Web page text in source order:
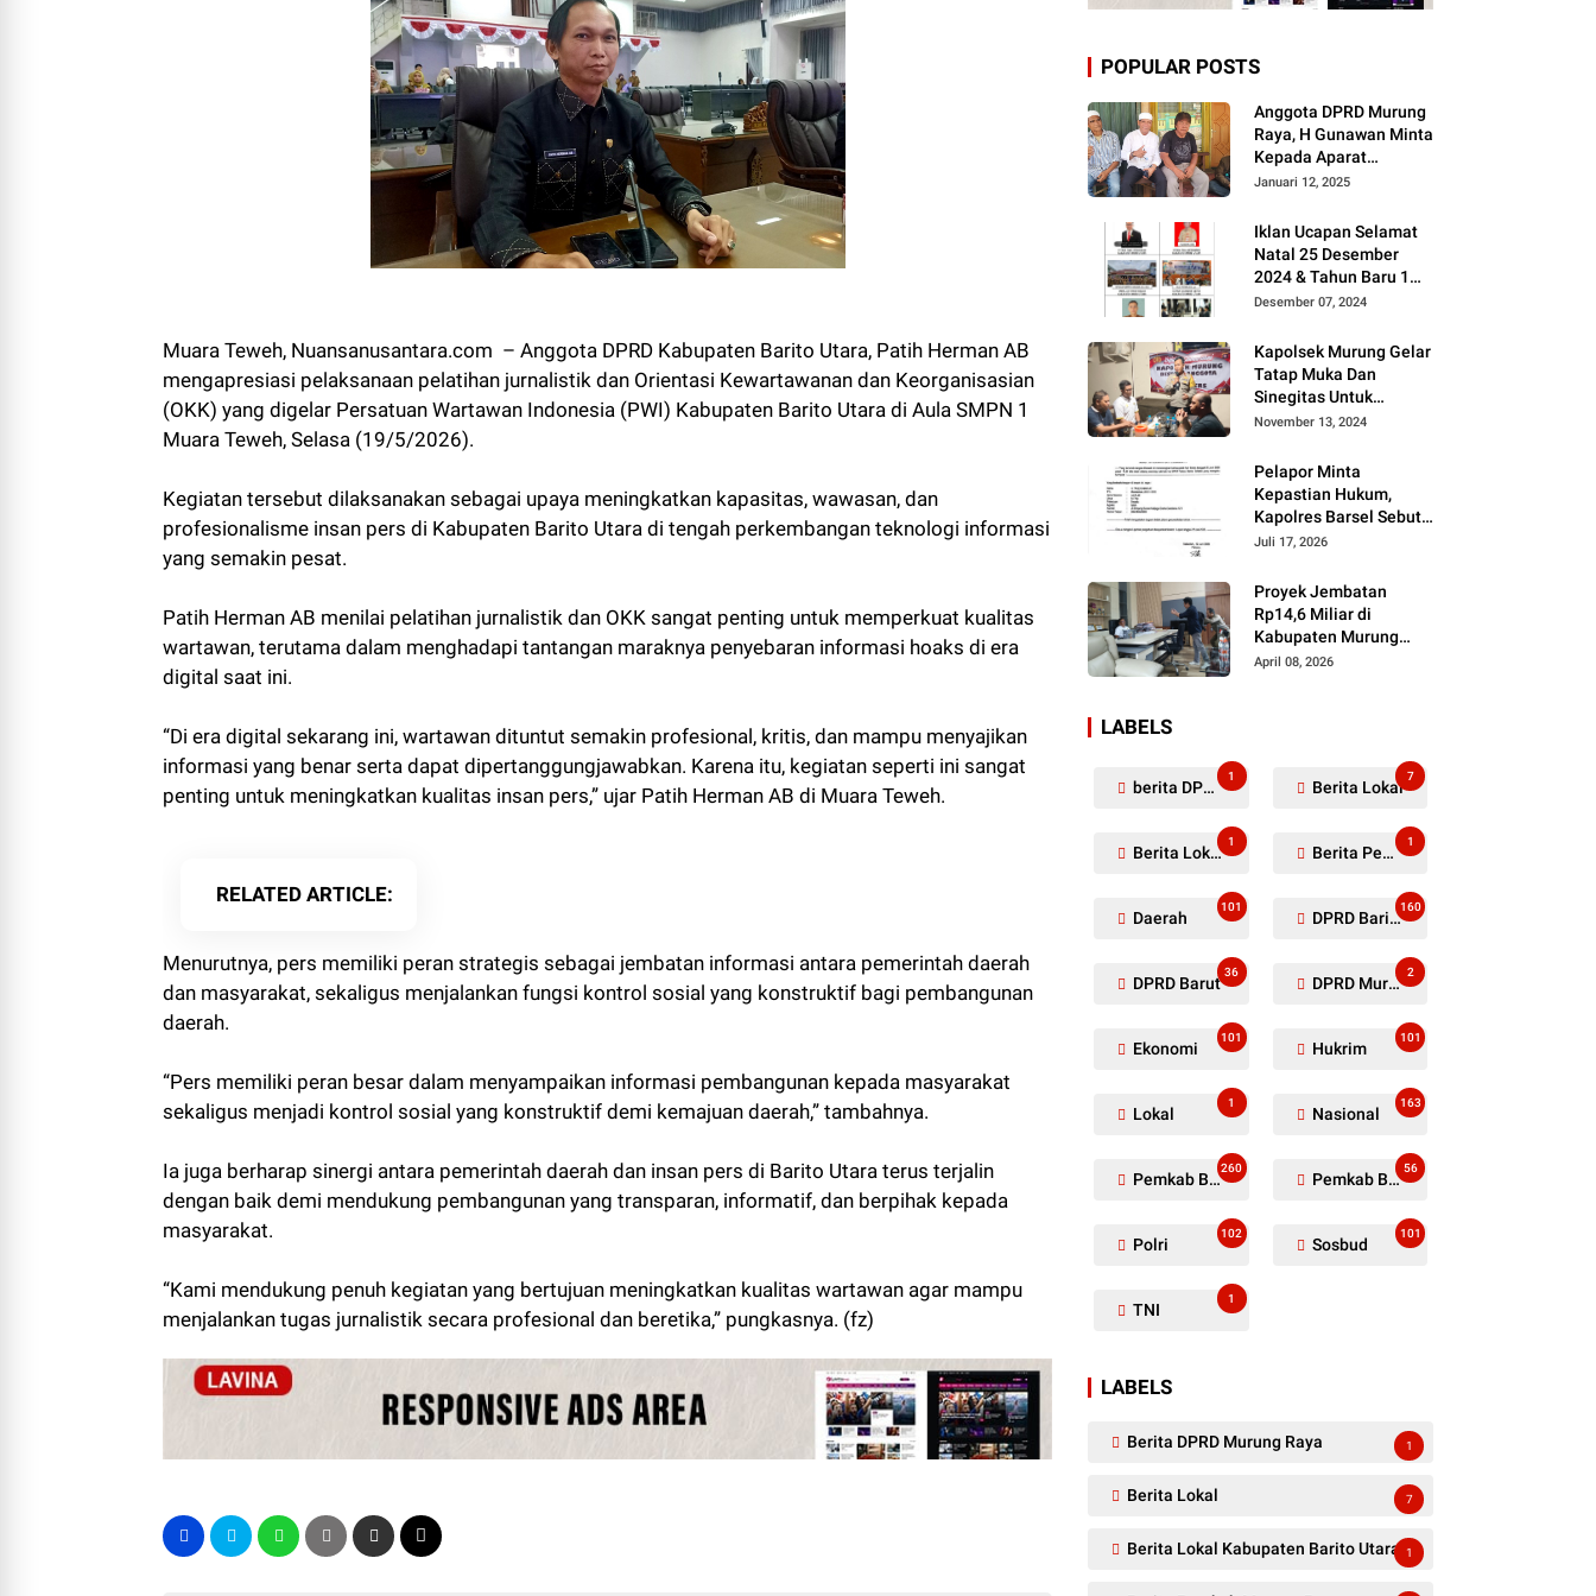
Muara Teweh, Nuansanusantara.com – Anggota DPRD Kabupaten Barito Utara, Patih Herman AB
mengapresiasi pelaksanaan pelatihan jurnalistik dan Orientasi Kewartawanan dan Keorganisasian
(OKK) yang digelar Persatuan Wartawan Indonesia (PWI) Kabupaten Barito Utara di Aula SMPN 1
Muara Teweh, Selasa (19/5/2026).
Kegiatan tersebut dilaksanakan sebagai upaya meningkatkan kapasitas, wawasan, dan
profesionalisme insan pers di Kabupaten Barito Utara di tengah perkembangan teknologi informasi
yang semakin pesat.
Patih Herman AB menilai pelatihan jurnalistik dan OKK sangat penting untuk memperkuat kualitas
wartawan, terutama dalam menghadapi tantangan maraknya penyebaran informasi hoaks di era
digital saat ini.
“Di era digital sekarang ini, wartawan dituntut semakin profesional, kritis, dan mampu menyajikan
informasi yang benar serta dapat dipertanggungjawabkan. Karena itu, kegiatan seperti ini sangat
penting untuk meningkatkan kualitas insan pers,” ujar Patih Herman AB di Muara Teweh.
RELATED ARTICLE
Menurutnya, pers memiliki peran strategis sebagai jembatan informasi antara pemerintah daerah
dan masyarakat, sekaligus menjalankan fungsi kontrol sosial yang konstruktif bagi pembangunan
daerah.
“Pers memiliki peran besar dalam menyampaikan informasi pembangunan kepada masyarakat
sekaligus menjadi kontrol sosial yang konstruktif demi kemajuan daerah,” tambahnya.
Ia juga berharap sinergi antara pemerintah daerah dan insan pers di Barito Utara terus terjalin
dengan baik demi mendukung pembangunan yang transparan, informatif, dan berpihak kepada
masyarakat.
“Kami mendukung penuh kegiatan yang bertujuan meningkatkan kualitas wartawan agar mampu
menjalankan tugas jurnalistik secara profesional dan beretika,” pungkasnya. (fz)
POPULAR POSTS
Anggota DPRD Murung
Raya, H Gunawan Minta
Kepada Aparat
Berantas judi dan
Instruksi Presiden RI
Januari 12, 2025
Iklan Ucapan Selamat
Natal 25 Desember
2024 & Tahun Baru 1
Januari 2025
Desember 07, 2024
Kapolsek Murung Gelar
Tatap Muka Dan
Sinegitas Untuk
Menjaga Situasi
Kondusif Dengan Insan
Pers
November 13, 2024
Pelapor Minta
Kepastian Hukum,
Kapolres Barsel Sebut
Dugaan Penyerobotan
Juli 17, 2026
Proyek Jembatan
Rp14,6 Miliar di
Kabupaten Murung
Raya Mangkrak,
April 08, 2026
LABELS
berita DPRD Murung Raya
1
Berita Lokal
7
Berita Lokal Kabupaten Barito Utara
1
Berita Pemkab Murung Raya
1
Daerah
101
DPRD Barito Utara
160
DPRD Barut
36
DPRD Murung Raya
2
Ekonomi
101
Hukrim
101
Lokal
1
Nasional
163
Pemkab Barito Utara
260
Pemkab Barut
56
Polri
102
Sosbud
101
TNI
1
LABELS
Berita DPRD Murung Raya 1
Berita Lokal 7
Berita Lokal Kabupaten Barito Utara 1